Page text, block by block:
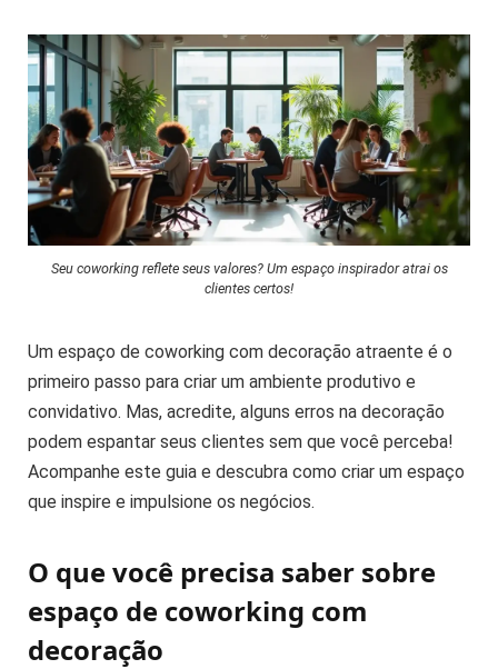
Seu coworking reflete seus valores? Um espaço inspirador atrai os
clientes certos!
Um espaço de coworking com decoração atraente é o
primeiro passo para criar um ambiente produtivo e
convidativo. Mas, acredite, alguns erros na decoração
podem espantar seus clientes sem que você perceba!
Acompanhe este guia e descubra como criar um espaço
que inspire e impulsione os negócios.
O que você precisa saber sobre
espaço de coworking com
decoração